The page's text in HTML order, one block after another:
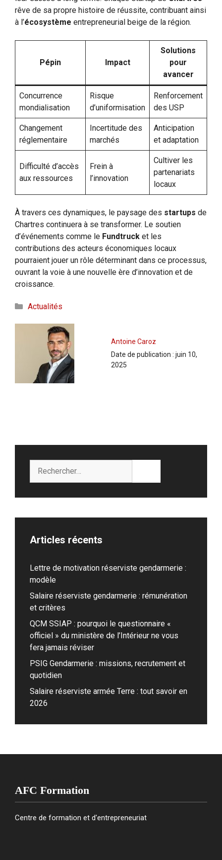
rêve de sa propre histoire de réussite, contribuant ainsi
à l’écosystème entrepreneurial beige de la région.
Pépin Impact
Solutions
pour
avancer
Concurrence
mondialisation
Risque
d’uniformisation
Renforcement
des USP
Changement
réglementaire
Incertitude des
marchés
Anticipation
et adaptation
Difficulté d’accès
aux ressources
Frein à
l’innovation
Cultiver les
partenariats
locaux
À travers ces dynamiques, le paysage des startups de
Chartres continuera à se transformer. Le soutien
d’événements comme le Fundtruck et les
contributions des acteurs économiques locaux
pourraient jouer un rôle déterminant dans ce processus,
ouvrant la voie à une nouvelle ère d’innovation et de
croissance.
Catégories
Actualités
Antoine Caroz
Date de publication : juin 10,
2025
Articles récents
Lettre de motivation réserviste gendarmerie :
modèle
Salaire réserviste gendarmerie : rémunération
et critères
QCM SSIAP : pourquoi le questionnaire «
officiel » du ministère de l’Intérieur ne vous
fera jamais réviser
PSIG Gendarmerie : missions, recrutement et
quotidien
Salaire réserviste armée Terre : tout savoir en
2026
AFC Formation
Centre de formation et d'entrepreneuriat